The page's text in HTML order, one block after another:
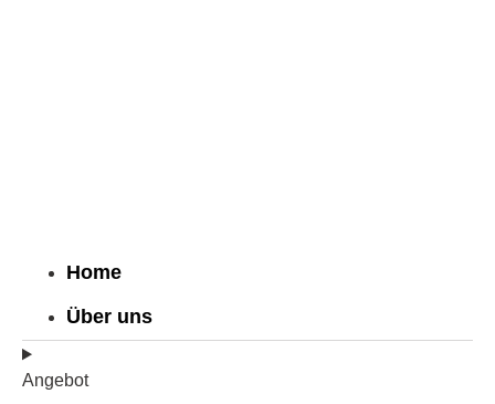
Home
Über uns
Angebot